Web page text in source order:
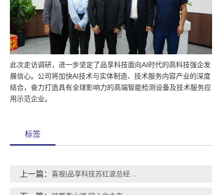
此次走访调研，进一步坚定了品享科技面向AI时代的高科技强企发
展信心。公司将加快AI技术与实体制造、技术服务内容产业的深度
结合，奋力打造具有全球影响力的高端智能检测设备及技术服务应
用示范企业。
标签
上一篇： 喜报|品享科技苏红波总经理受聘中包联纸委会专家库专家